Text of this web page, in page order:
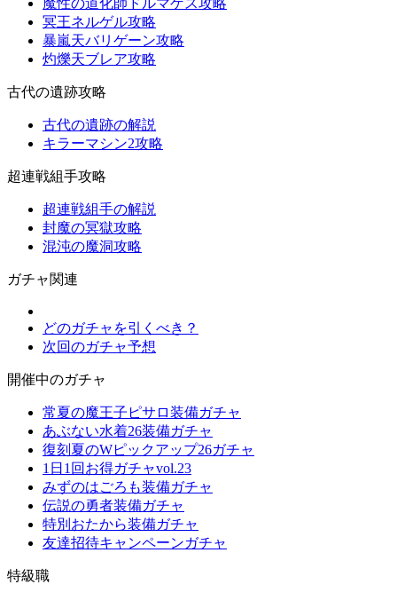
魔性の道化師ドルマゲス攻略
冥王ネルゲル攻略
暴嵐天バリゲーン攻略
灼爍天ブレア攻略
古代の遺跡攻略
古代の遺跡の解説
キラーマシン2攻略
超連戦組手攻略
超連戦組手の解説
封魔の冥獄攻略
混沌の魔洞攻略
ガチャ関連
どのガチャを引くべき？
次回のガチャ予想
開催中のガチャ
常夏の魔王子ピサロ装備ガチャ
あぶない水着26装備ガチャ
復刻夏のWピックアップ26ガチャ
1日1回お得ガチャvol.23
みずのはごろも装備ガチャ
伝説の勇者装備ガチャ
特別おたから装備ガチャ
友達招待キャンペーンガチャ
特級職